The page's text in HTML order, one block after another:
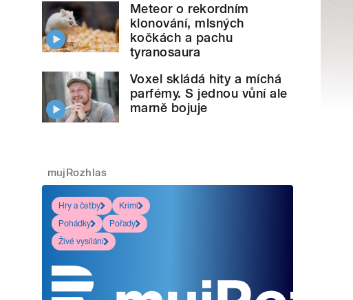
Meteor o rekordním
klonování, mlsných
kočkách a pachu
tyranosaura
Voxel skládá hity a míchá
parfémy. S jednou vůní ale
marně bojuje
mujRozhlas
Hry a četby
Krimi
Pohádky
Pořady
Živé vysílání